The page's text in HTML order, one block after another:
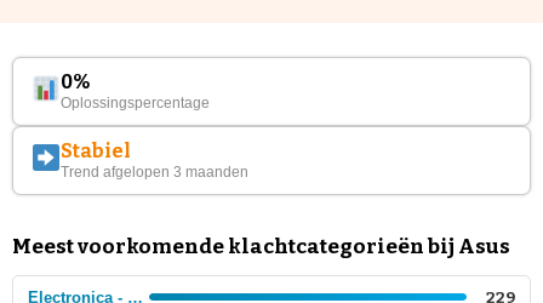
0%
Oplossingspercentage
Stabiel
Trend afgelopen 3 maanden
Meest voorkomende klachtcategorieën bij Asus
Electronica - Computers 229